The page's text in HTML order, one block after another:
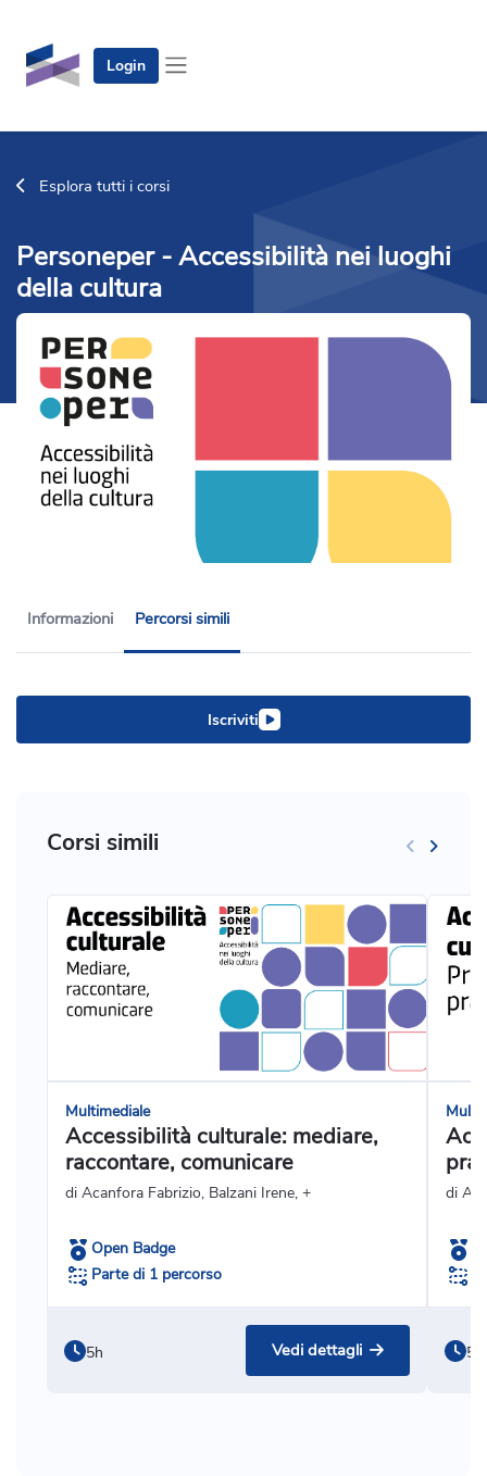
Login
Esplora tutti i corsi
Personeper - Accessibilità nei luoghi
della cultura
Informazioni Percorsi simili
Iscriviti
Corsi simili
Multimediale
Accessibilità culturale: mediare,
raccontare, comunicare
di Acanfora Fabrizio, Balzani Irene, +
Open Badge
Parte di 1 percorso
5h Vedi dettagli
di
5h